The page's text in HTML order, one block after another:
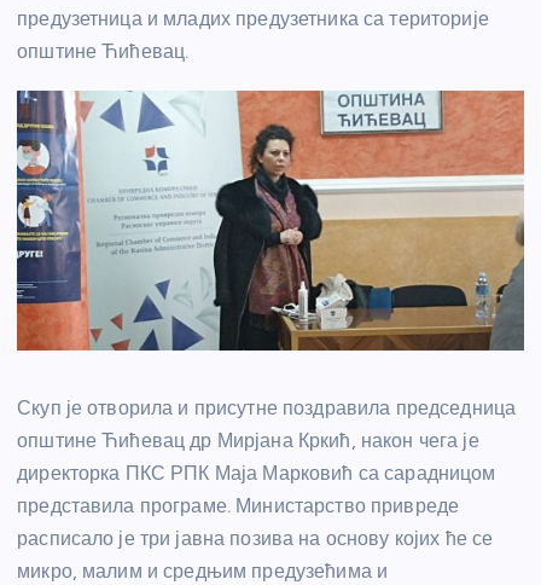
предузетница и младих предузетника са територије
општине Ћићевац.
Скуп је отворила и присутне поздравила председница
општине Ћићевац др Мирјана Кркић, након чега је
директорка ПКС РПК Маја Марковић са сарадницом
представила програме. Министарство привреде
расписало је три јавна позива на основу којих ће се
микро, малим и средњим предузећима и